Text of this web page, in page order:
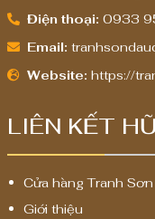
Điện thoại: 0933
Email:
Website: https://
LIÊN KẾT
Cửa hàng Tranh
Giới thiệu